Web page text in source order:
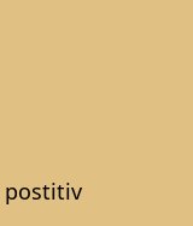
postitiv